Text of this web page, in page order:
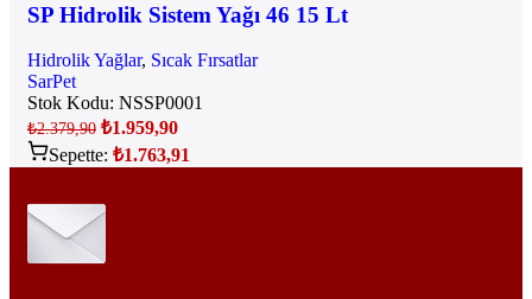
SP Hidrolik Sistem Yağı 46 15 Lt
Hidrolik Yağlar, Sıcak Fırsatlar
SarPet
Stok Kodu: NSSP0001
₺2.379,90 ₺1.959,90
Sepette: ₺1.763,91